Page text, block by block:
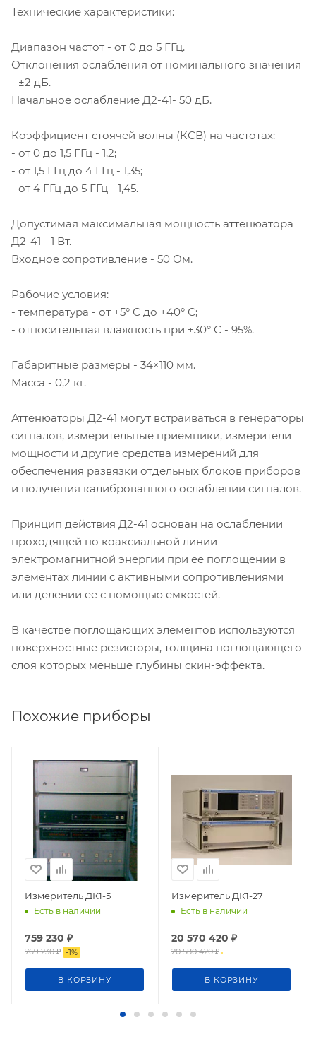
Технические характеристики:
Диапазон частот - от 0 до 5 ГГц.
Отклонения ослабления от номинального значения
- ±2 дБ.
Начальное ослабление Д2-41- 50 дБ.
Коэффициент стоячей волны (КСВ) на частотах:
- от 0 до 1,5 ГГц - 1,2;
- от 1,5 ГГц до 4 ГГц - 1,35;
- от 4 ГГц до 5 ГГц - 1,45.
Допустимая максимальная мощность аттенюатора
Д2-41 - 1 Вт.
Входное сопротивление - 50 Ом.
Рабочие условия:
- температура - от +5° С до +40° С;
- относительная влажность при +30° С - 95%.
Габаритные размеры - 34×110 мм.
Масса - 0,2 кг.
Аттенюаторы Д2-41 могут встраиваться в генераторы
сигналов, измерительные приемники, измерители
мощности и другие средства измерений для
обеспечения развязки отдельных блоков приборов
и получения калиброванного ослаблении сигналов.
Принцип действия Д2-41 основан на ослаблении
проходящей по коаксиальной линии
электромагнитной энергии при ее поглощении в
элементах линии с активными сопротивлениями
или делении ее с помощью емкостей.
В качестве поглощающих элементов используются
поверхностные резисторы, толщина поглощающего
слоя которых меньше глубины скин-эффекта.
Похожие приборы
Измеритель ДК1-5
Есть в наличии
759 230 ₽
769 230₽ -1%
В КОРЗИНУ
Измеритель ДК1-27
Есть в наличии
20 570 420 ₽
20 580 420₽
В КОРЗИНУ